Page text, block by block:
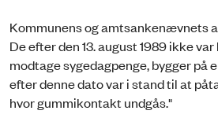
Kommunens og amtsankenævnets
De efter den 13. august 1989 ikke
modtage sygedagpenge, bygger på
efter denne dato var i stand til at
hvor gummikontakt undgås."